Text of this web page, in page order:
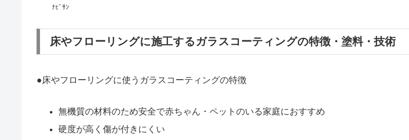
ﾅﾋﾞｻﾝ
床やフローリングに施工するガラスコーティングの特徴・塗料・技術
●床やフローリングに使うガラスコーティングの特徴
無機質の材料のため安全で赤ちゃん・ペットのいる家庭におすすめ
硬度が高く傷が付きにくい